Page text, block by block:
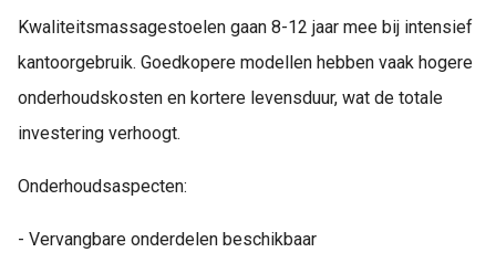
Kwaliteitsmassagestoelen gaan 8-12 jaar mee bij intensief
kantoorgebruik. Goedkopere modellen hebben vaak hogere
onderhoudskosten en kortere levensduur, wat de totale
investering verhoogt.
Onderhoudsaspecten:
- Vervangbare onderdelen beschikbaar